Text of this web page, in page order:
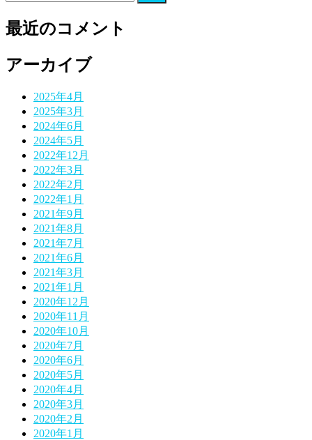
最近のコメント
アーカイブ
2025年4月
2025年3月
2024年6月
2024年5月
2022年12月
2022年3月
2022年2月
2022年1月
2021年9月
2021年8月
2021年7月
2021年6月
2021年3月
2021年1月
2020年12月
2020年11月
2020年10月
2020年7月
2020年6月
2020年5月
2020年4月
2020年3月
2020年2月
2020年1月